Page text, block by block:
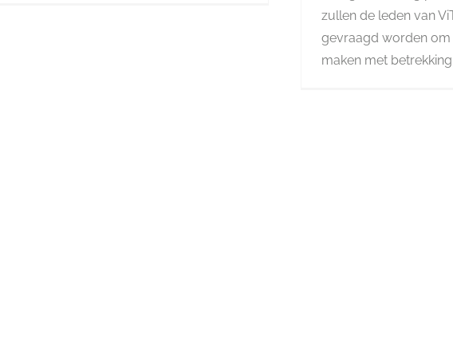
zullen de leden van
gevraagd worden om
maken met